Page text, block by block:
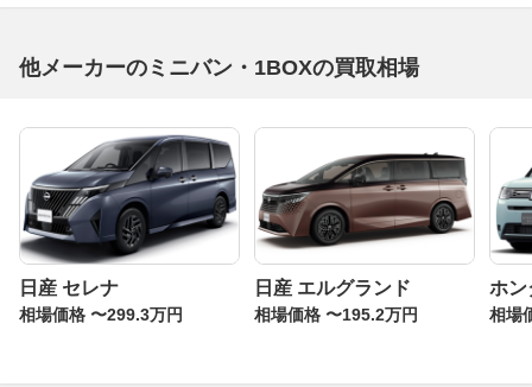
安全パッケージ、「トヨタセーフティセンス」を全車に標
を6速ATから8速ATに変更したほか、ゆとりのセカンドシ
ートを備える最上級グレード「エグゼクティブラウンジ
S」、ハイブリッド・エアロ仕様のエントリーグレード
「S」を新たに設定。内外装のリニューアルも行われてお
り、一段と個性的、かつ高級イメージがさらに強調されて
いる。
アルファードの人気モデル・グレード
他メーカーのミニバン・1BOXの買取相場
日産 セレナ
相場価格 〜299.3万円
日産 エルグランド
相場価格 〜195.2万円
ホン
相場